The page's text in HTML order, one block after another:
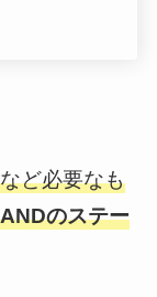
ど必要なも
のステー